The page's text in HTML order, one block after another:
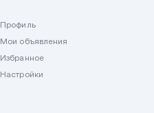
Профиль
Мои объявления
Избранное
Настройки